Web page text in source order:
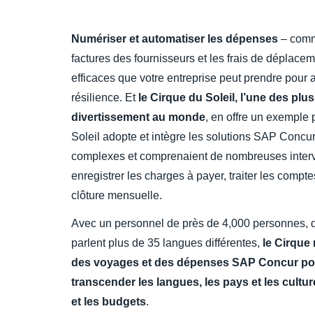
Numériser et automatiser les dépenses –
factures des fournisseurs et les frais de
efficaces que votre entreprise peut prendre pour
résilience. Et le Cirque du Soleil, l’une des
divertissement au monde, en offre un exemple
Soleil adopte et intègre les solutions SAP
complexes et comprenaient de nombreuses
enregistrer les charges à payer, traiter les
clôture mensuelle.
Avec un personnel de près de 4,000 personnes,
parlent plus de 35 langues différentes, le
des voyages et des dépenses SAP Concur
transcender les langues, les pays et les
et les budgets.